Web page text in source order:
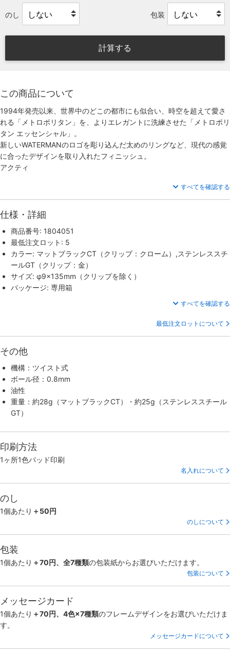
のし 包装
計算する
この商品について
1994年発売以来、世界中のどこの都市にも似合い、時空を超えて愛さ
れる「メトロポリタン」を、よりエレガントに洗練させた「メトロポリ
タン エッセンシャル」。
新しいWATERMANのロゴを彫り込んだ太めのリングなど、現代の感覚
に合ったデザインを取り入れたフィニッシュ。
アクティ
すべてを確認する
仕様・詳細
商品番号: 1804051
最低注文ロット: 5
カラー: マットブラックCT（クリップ：クローム）,ステンレススチ
ールGT（クリップ：金）
サイズ: φ9×135mm（クリップを除く）
パッケージ: 専用箱
すべてを確認する
最低注文ロットについて
その他
機構：ツイスト式
ボール径：0.8mm
油性
重量：約28g（マットブラックCT）・約25g（ステンレススチール
GT）
印刷方法
1ヶ所1色パッド印刷
名入れについて
のし
1個あたり ＋50円
のしについて
包装
1個あたり ＋70円、全7種類の包装紙からお選びいただけます。
包装について
メッセージカード
1個あたり ＋70円、4色×7種類のフレームデザインをお選びいただけま
す。
メッセージカードについて